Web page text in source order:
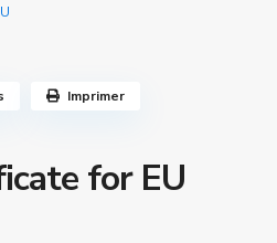
for EU
Imprimer